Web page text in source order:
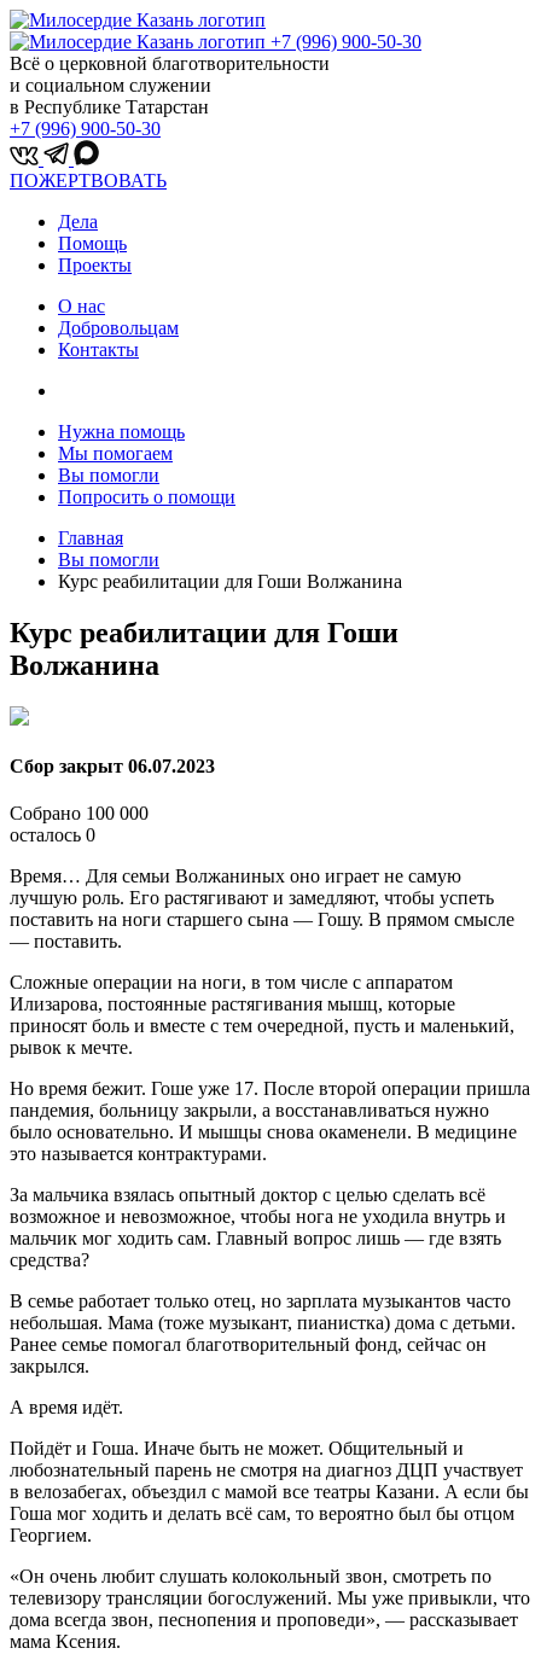
+7 (996) 900-50-30
Всё о церковной благотворительности
и социальном служении
в Республике Татарстан
+7 (996) 900-50-30
ПОЖЕРТВОВАТЬ
Дела
Помощь
Проекты
О нас
Добровольцам
Контакты
Нужна помощь
Мы помогаем
Вы помогли
Попросить о помощи
Главная
Вы помогли
Курс реабилитации для Гоши Волжанина
Курс реабилитации для Гоши
Волжанина
Сбор закрыт 06.07.2023
Собрано 100 000
осталось 0
Время… Для семьи Волжаниных оно играет не самую
лучшую роль. Его растягивают и замедляют, чтобы успеть
поставить на ноги старшего сына — Гошу. В прямом смысле
— поставить.
Сложные операции на ноги, в том числе с аппаратом
Илизарова, постоянные растягивания мышц, которые
приносят боль и вместе с тем очередной, пусть и маленький,
рывок к мечте.
Но время бежит. Гоше уже 17. После второй операции пришла
пандемия, больницу закрыли, а восстанавливаться нужно
было основательно. И мышцы снова окаменели. В медицине
это называется контрактурами.
За мальчика взялась опытный доктор с целью сделать всё
возможное и невозможное, чтобы нога не уходила внутрь и
мальчик мог ходить сам. Главный вопрос лишь — где взять
средства?
В семье работает только отец, но зарплата музыкантов часто
небольшая. Мама (тоже музыкант, пианистка) дома с детьми.
Ранее семье помогал благотворительный фонд, сейчас он
закрылся.
А время идёт.
Пойдёт и Гоша. Иначе быть не может. Общительный и
любознательный парень не смотря на диагноз ДЦП участвует
в велозабегах, объездил с мамой все театры Казани. А если бы
Гоша мог ходить и делать всё сам, то вероятно был бы отцом
Георгием.
«Он очень любит слушать колокольный звон, смотреть по
телевизору трансляции богослужений. Мы уже привыкли, что
дома всегда звон, песнопения и проповеди», — рассказывает
мама Ксения.